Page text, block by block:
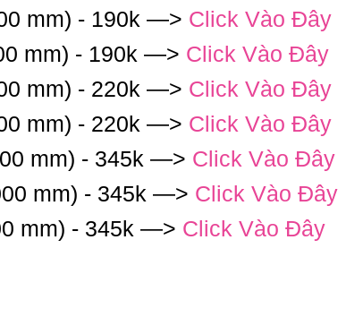
mm) - 190k —> Click Vào Đây
mm) - 190k —> Click Vào Đây
mm) - 220k —> Click Vào Đây
mm) - 220k —> Click Vào Đây
mm) - 345k —> Click Vào Đây
mm) - 345k —> Click Vào Đây
mm) - 345k —> Click Vào Đây